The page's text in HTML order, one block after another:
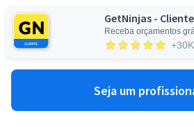
GetNinjas - Cliente
Receba orçamentos
+30K
Seja um